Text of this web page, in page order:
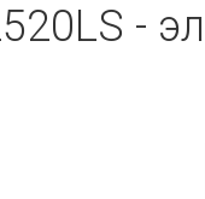
-